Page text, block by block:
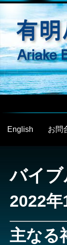
English お問
バイ
2022年
主なる